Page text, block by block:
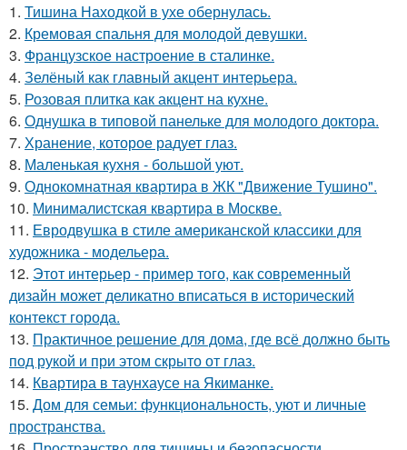
1. Тишина Находкой в ухе обернулась.
2. Кремовая спальня для молодой девушки.
3. Французское настроение в сталинке.
4. Зелёный как главный акцент интерьера.
5. Розовая плитка как акцент на кухне.
6. Однушка в типовой панельке для молодого доктора.
7. Хранение, которое радует глаз.
8. Маленькая кухня - большой уют.
9. Однокомнатная квартира в ЖК "Движение Тушино".
10. Минималистская квартира в Москве.
11. Евродвушка в стиле американской классики для
художника - модельера.
12. Этот интерьер - пример того, как современный
дизайн может деликатно вписаться в исторический
контекст города.
13. Практичное решение для дома, где всё должно быть
под рукой и при этом скрыто от глаз.
14. Квартира в таунхаусе на Якиманке.
15. Дом для семьи: функциональность, уют и личные
пространства.